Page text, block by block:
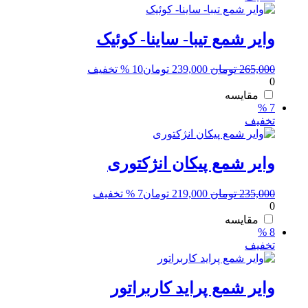
وایر شمع تیبا- ساینا- کوئیک
265,000 تومان قیمت
239,000 تومان10 % تخفیف
0
مقایسه
7 %
تخفیف
وایر شمع پیکان انژکتوری
235,000 تومان قیمت
219,000 تومان7 % تخفیف
0
مقایسه
8 %
تخفیف
وایر شمع پراید کاربراتور